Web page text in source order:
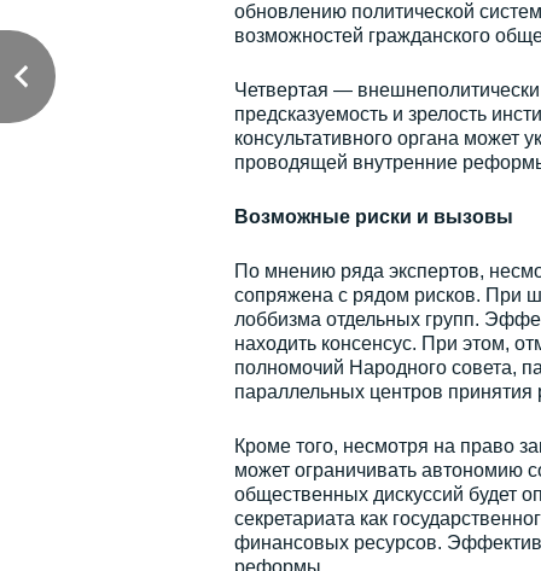
обновлению политической
возможностей гражданского
Четвертая —
предсказуемость и зрелость
консультативного органа может
проводящей внутренние
Возможные риски и вызовы
По мнению ряда экспертов,
сопряжена с рядом рисков. При
лоббизма отдельных групп.
находить консенсус. При этом,
полномочий Народного совета,
параллельных центров
Кроме того, несмотря на право
может ограничивать автономию
общественных дискуссий будет
секретариата как
финансовых ресурсов.
реформы.